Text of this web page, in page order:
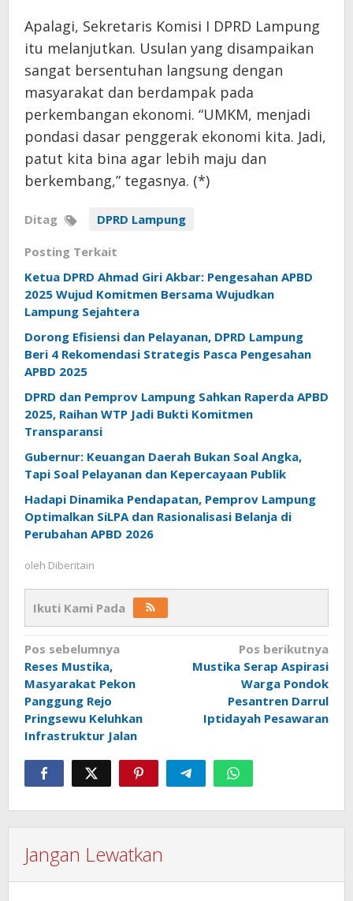
Apalagi, Sekretaris Komisi I DPRD Lampung
itu melanjutkan. Usulan yang disampaikan
sangat bersentuhan langsung dengan
masyarakat dan berdampak pada
perkembangan ekonomi. “UMKM, menjadi
pondasi dasar penggerak ekonomi kita. Jadi,
patut kita bina agar lebih maju dan
berkembang,” tegasnya. (*)
Ditag DPRD Lampung
Posting Terkait
Ketua DPRD Ahmad Giri Akbar: Pengesahan APBD
2025 Wujud Komitmen Bersama Wujudkan
Lampung Sejahtera
Dorong Efisiensi dan Pelayanan, DPRD Lampung
Beri 4 Rekomendasi Strategis Pasca Pengesahan
APBD 2025
DPRD dan Pemprov Lampung Sahkan Raperda APBD
2025, Raihan WTP Jadi Bukti Komitmen
Transparansi
Gubernur: Keuangan Daerah Bukan Soal Angka,
Tapi Soal Pelayanan dan Kepercayaan Publik
Hadapi Dinamika Pendapatan, Pemprov Lampung
Optimalkan SiLPA dan Rasionalisasi Belanja di
Perubahan APBD 2026
oleh Diberitain
Ikuti Kami Pada
Navigasi
pos
Pos sebelumnya
Reses Mustika,
Masyarakat Pekon
Panggung Rejo
Pringsewu Keluhkan
Infrastruktur Jalan
Pos berikutnya
Mustika Serap Aspirasi
Warga Pondok
Pesantren Darrul
Iptidayah Pesawaran
Jangan Lewatkan